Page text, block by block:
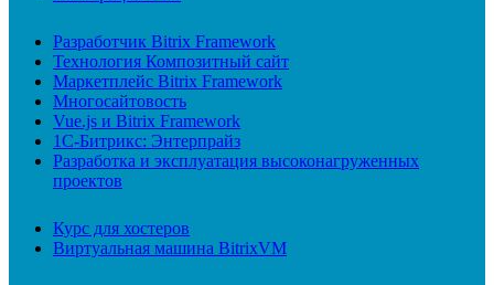
Разработчик Bitrix Framework
Технология Композитный сайт
Маркетплейс Bitrix Framework
Многосайтовость
Vue.js и Bitrix Framework
1С-Битрикс: Энтерпрайз
Разработка и эксплуатация высоконагруженных
проектов
Курс для хостеров
Виртуальная машина BitrixVM